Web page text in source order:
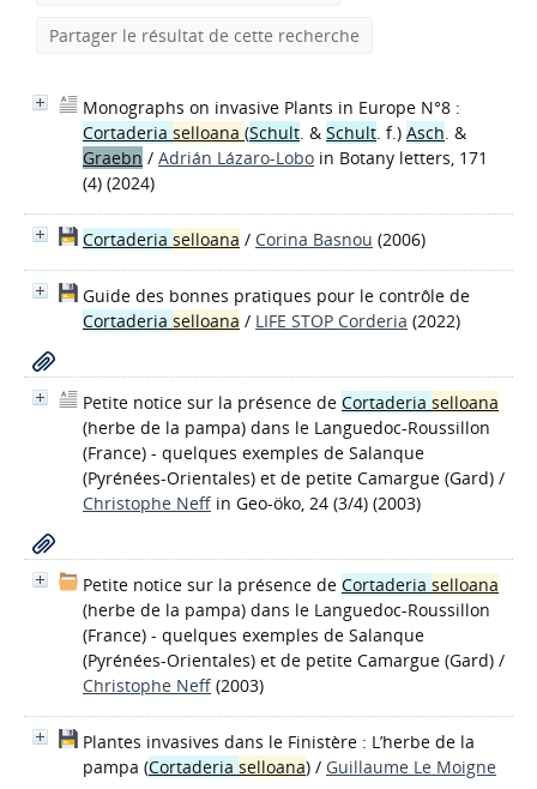
Partager le résultat de cette recherche
Monographs on invasive Plants in Europe N°8 :
Cortaderia selloana (Schult. & Schult. f.) Asch. &
Graebn / Adrián Lázaro-Lobo in Botany letters, 171
(4) (2024)
Cortaderia selloana / Corina Basnou (2006)
Guide des bonnes pratiques pour le contrôle de
Cortaderia selloana / LIFE STOP Corderia (2022)
Petite notice sur la présence de Cortaderia selloana
(herbe de la pampa) dans le Languedoc-Roussillon
(France) - quelques exemples de Salanque
(Pyrénées-Orientales) et de petite Camargue (Gard) /
Christophe Neff in Geo-öko, 24 (3/4) (2003)
Petite notice sur la présence de Cortaderia selloana
(herbe de la pampa) dans le Languedoc-Roussillon
(France) - quelques exemples de Salanque
(Pyrénées-Orientales) et de petite Camargue (Gard) /
Christophe Neff (2003)
Plantes invasives dans le Finistère : L’herbe de la
pampa (Cortaderia selloana) / Guillaume Le Moigne